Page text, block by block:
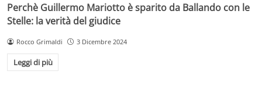
Perchè Guillermo Mariotto è sparito da Ballando con le
Stelle: la verità del giudice
Rocco Grimaldi 3 Dicembre 2024
Leggi di più